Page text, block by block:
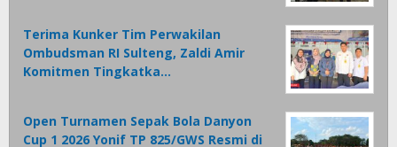
Terima Kunker Tim Perwakilan
Ombudsman RI Sulteng, Zaldi Amir
Komitmen Tingkatka…
Open Turnamen Sepak Bola Danyon
Cup 1 2026 Yonif TP 825/GWS Resmi di